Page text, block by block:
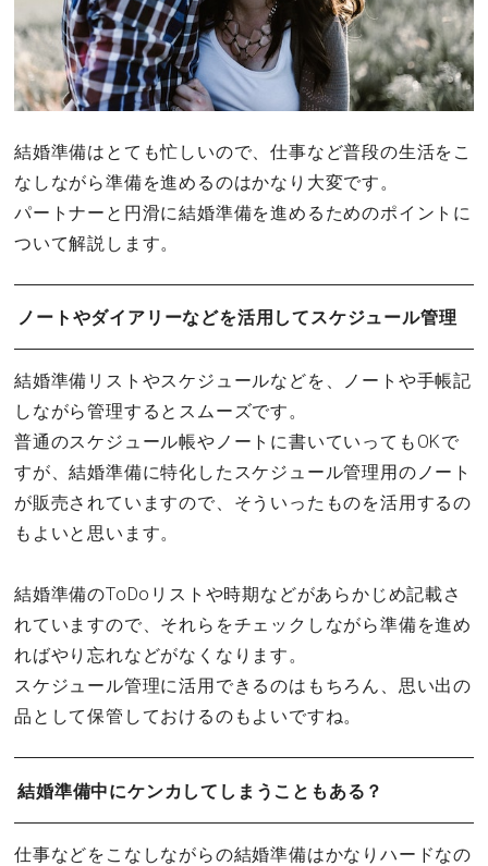
結婚準備はとても忙しいので、仕事など普段の生活をこ
なしながら準備を進めるのはかなり大変です。
パートナーと円滑に結婚準備を進めるためのポイントに
ついて解説します。
ノートやダイアリーなどを活用してスケジュール管理
結婚準備リストやスケジュールなどを、ノートや手帳記
しながら管理するとスムーズです。
普通のスケジュール帳やノートに書いていってもOKで
すが、結婚準備に特化したスケジュール管理用のノート
が販売されていますので、そういったものを活用するの
もよいと思います。
結婚準備のToDoリストや時期などがあらかじめ記載さ
れていますので、それらをチェックしながら準備を進め
ればやり忘れなどがなくなります。
スケジュール管理に活用できるのはもちろん、思い出の
品として保管しておけるのもよいですね。
結婚準備中にケンカしてしまうこともある？
仕事などをこなしながらの結婚準備はかなりハードなの